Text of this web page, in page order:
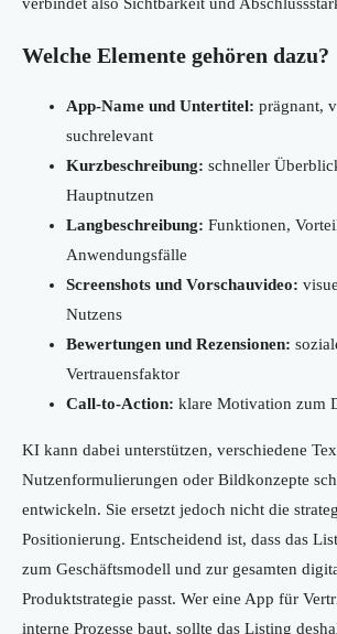
verbindet also Sichtbarkeit und
Welche Elemente gehören dazu?
App-Name und Untertitel: prägnant,
suchrelevant
Kurzbeschreibung: schneller
Hauptnutzen
Langbeschreibung: Funktionen,
Anwendungsfälle
Screenshots und Vorschauvideo:
Nutzens
Bewertungen und Rezensionen:
Vertrauensfaktor
Call-to-Action: klare Motivation zum
KI kann dabei unterstützen, verschiedene
Nutzenformulierungen oder Bildkonzepte
entwickeln. Sie ersetzt jedoch nicht die
Positionierung. Entscheidend ist, dass das
zum Geschäftsmodell und zur gesamten
Produktstrategie passt. Wer eine App für
interne Prozesse baut, sollte das Listing